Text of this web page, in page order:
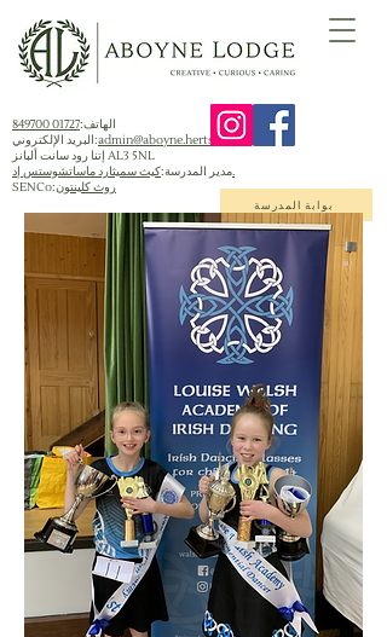
الهاتف:01727 849700
البريد الإلكتروني:admin@aboyne.herts.sch.uk
إتنا رود سانت ألبانز AL3 5NL
مدير المدرسة:كيث سميثارد ماساتشوستس إد.
SENCo:روث كلينتون
بوابة المدرسة